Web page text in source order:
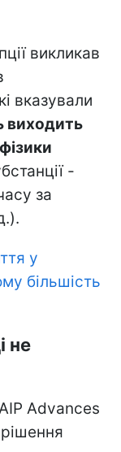
викликав
вказували
виходить
-
за
у
більшість
не
Advances